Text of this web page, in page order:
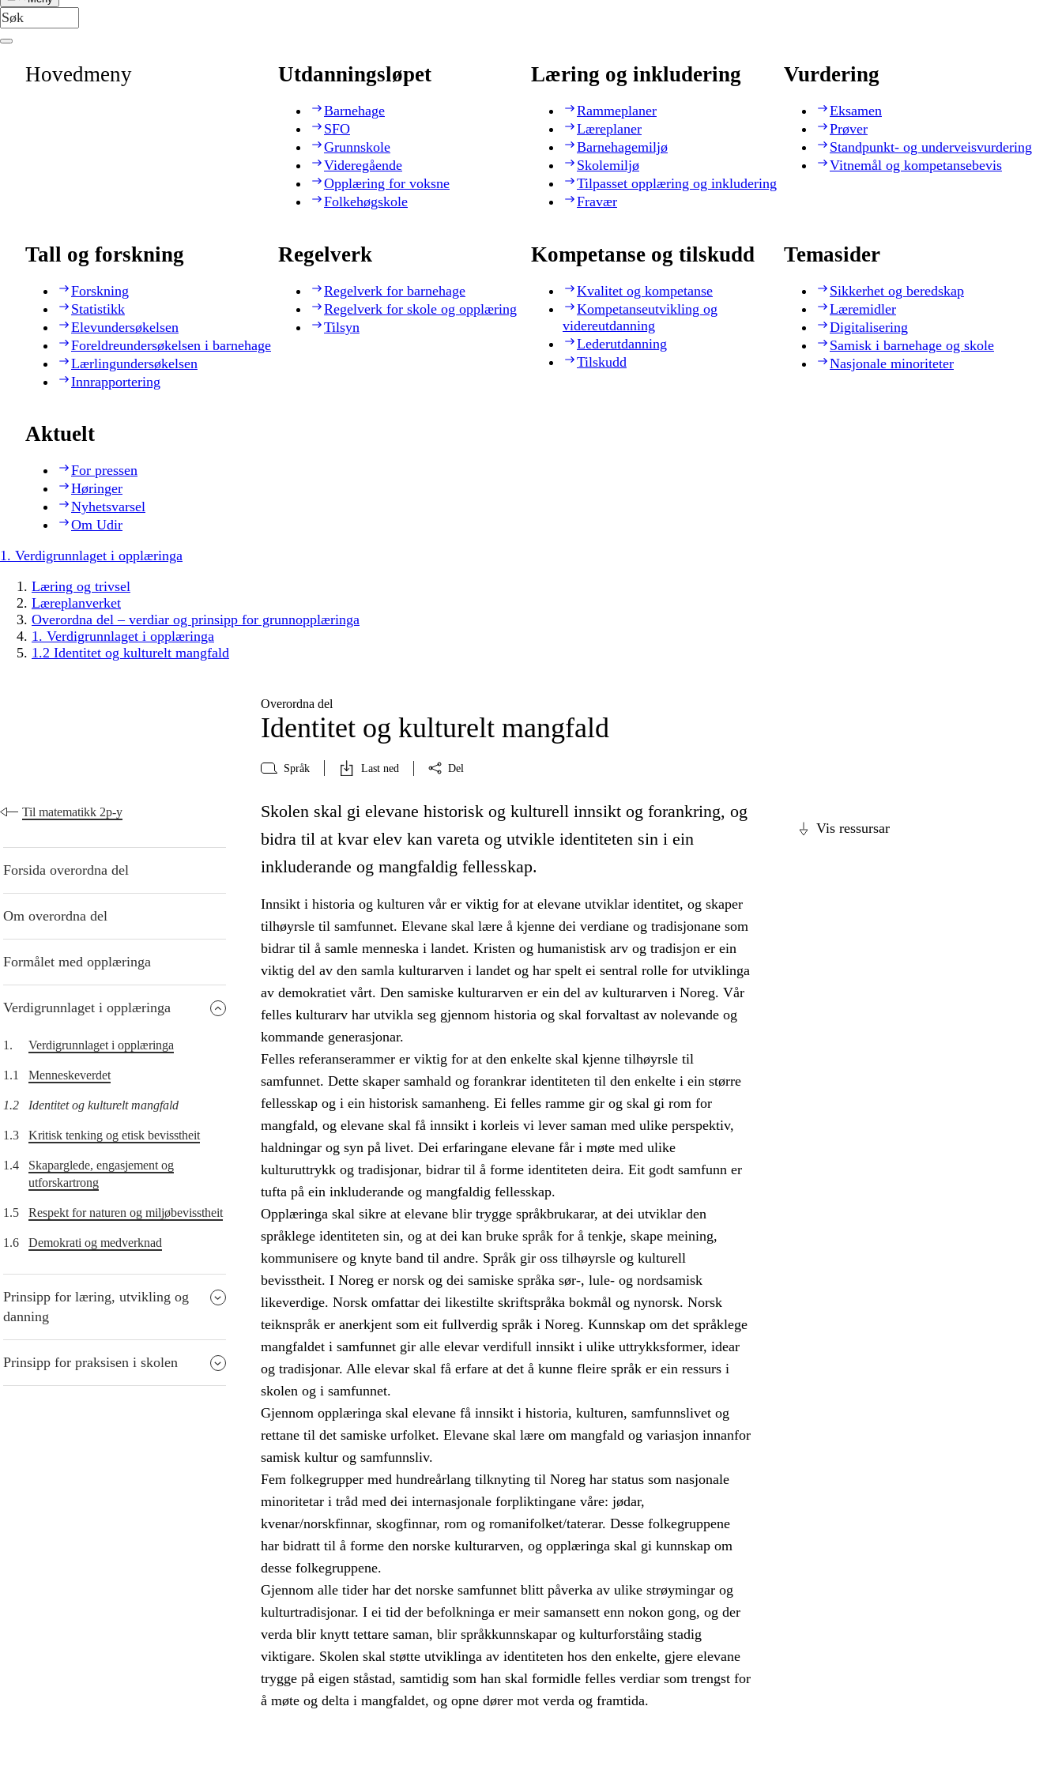
Hovedmeny Utdanningsløpet
Barnehage
SFO
Grunnskole
Videregående
Opplæring for voksne
Folkehøgskole
Læring og inkludering
Rammeplaner
Læreplaner
Barnehagemiljø
Skolemiljø
Tilpasset opplæring og inkludering
Fravær
Vurdering
Eksamen
Prøver
Standpunkt- og underveisvurdering
Vitnemål og kompetansebevis
Tall og forskning
Forskning
Statistikk
Elevundersøkelsen
Foreldreundersøkelsen i barnehage
Lærlingundersøkelsen
Innrapportering
Regelverk
Regelverk for barnehage
Regelverk for skole og opplæring
Tilsyn
Kompetanse og tilskudd
Kvalitet og kompetanse
Kompetanseutvikling og
videreutdanning
Lederutdanning
Tilskudd
Temasider
Sikkerhet og beredskap
Læremidler
Digitalisering
Samisk i barnehage og skole
Nasjonale minoriteter
Aktuelt
For pressen
Høringer
Nyhetsvarsel
Om Udir
1. Verdigrunnlaget i opplæringa
Læring og trivsel
Læreplanverket
Overordna del – verdiar og prinsipp for grunnopplæringa
1. Verdigrunnlaget i opplæringa
1.2 Identitet og kulturelt mangfald
Overordna del
Identitet og kulturelt mangfald
Språk Last ned Del
Til matematikk 2p-y
Forsida overordna del
Om overordna del
Formålet med opplæringa
Verdigrunnlaget i opplæringa
1. Verdigrunnlaget i opplæringa
1.1 Menneskeverdet
1.2 Identitet og kulturelt mangfald
1.3 Kritisk tenking og etisk bevisstheit
1.4
Skaparglede, engasjement og
utforskartrong
1.5 Respekt for naturen og miljøbevisstheit
1.6 Demokrati og medverknad
Prinsipp for læring, utvikling og
danning
Prinsipp for praksisen i skolen
Vis ressursar
Skolen skal gi elevane historisk og kulturell innsikt og forankring, og
bidra til at kvar elev kan vareta og utvikle identiteten sin i ein
inkluderande og mangfaldig fellesskap.
Innsikt i historia og kulturen vår er viktig for at elevane utviklar identitet, og skaper
tilhøyrsle til samfunnet. Elevane skal lære å kjenne dei verdiane og tradisjonane som
bidrar til å samle menneska i landet. Kristen og humanistisk arv og tradisjon er ein
viktig del av den samla kulturarven i landet og har spelt ei sentral rolle for utviklinga
av demokratiet vårt. Den samiske kulturarven er ein del av kulturarven i Noreg. Vår
felles kulturarv har utvikla seg gjennom historia og skal forvaltast av nolevande og
kommande generasjonar.
Felles referanserammer er viktig for at den enkelte skal kjenne tilhøyrsle til
samfunnet. Dette skaper samhald og forankrar identiteten til den enkelte i ein større
fellesskap og i ein historisk samanheng. Ei felles ramme gir og skal gi rom for
mangfald, og elevane skal få innsikt i korleis vi lever saman med ulike perspektiv,
haldningar og syn på livet. Dei erfaringane elevane får i møte med ulike
kulturuttrykk og tradisjonar, bidrar til å forme identiteten deira. Eit godt samfunn er
tufta på ein inkluderande og mangfaldig fellesskap.
Opplæringa skal sikre at elevane blir trygge språkbrukarar, at dei utviklar den
språklege identiteten sin, og at dei kan bruke språk for å tenkje, skape meining,
kommunisere og knyte band til andre. Språk gir oss tilhøyrsle og kulturell
bevisstheit. I Noreg er norsk og dei samiske språka sør-, lule- og nordsamisk
likeverdige. Norsk omfattar dei likestilte skriftspråka bokmål og nynorsk. Norsk
teiknspråk er anerkjent som eit fullverdig språk i Noreg. Kunnskap om det språklege
mangfaldet i samfunnet gir alle elevar verdifull innsikt i ulike uttrykksformer, idear
og tradisjonar. Alle elevar skal få erfare at det å kunne fleire språk er ein ressurs i
skolen og i samfunnet.
Gjennom opplæringa skal elevane få innsikt i historia, kulturen, samfunnslivet og
rettane til det samiske urfolket. Elevane skal lære om mangfald og variasjon innanfor
samisk kultur og samfunnsliv.
Fem folkegrupper med hundreårlang tilknyting til Noreg har status som nasjonale
minoritetar i tråd med dei internasjonale forpliktingane våre: jødar,
kvenar/norskfinnar, skogfinnar, rom og romanifolket/taterar. Desse folkegruppene
har bidratt til å forme den norske kulturarven, og opplæringa skal gi kunnskap om
desse folkegruppene.
Gjennom alle tider har det norske samfunnet blitt påverka av ulike strøymingar og
kulturtradisjonar. I ei tid der befolkninga er meir samansett enn nokon gong, og der
verda blir knytt tettare saman, blir språkkunnskapar og kulturforståing stadig
viktigare. Skolen skal støtte utviklinga av identiteten hos den enkelte, gjere elevane
trygge på eigen ståstad, samtidig som han skal formidle felles verdiar som trengst for
å møte og delta i mangfaldet, og opne dører mot verda og framtida.